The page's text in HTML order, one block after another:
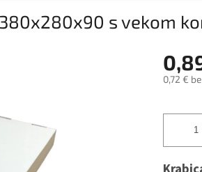
s vekom
0,72 €
cena: